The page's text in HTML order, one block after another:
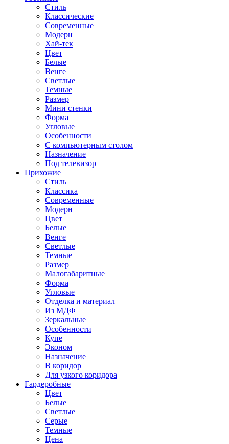
Стиль
Классические
Современные
Модерн
Хай-тек
Цвет
Белые
Венге
Светлые
Темные
Размер
Мини стенки
Форма
Угловые
Особенности
С компьютерным столом
Назначение
Под телевизор
Прихожие
Стиль
Классика
Современные
Модерн
Цвет
Белые
Венге
Светлые
Темные
Размер
Малогабаритные
Форма
Угловые
Отделка и материал
Из МДФ
Зеркальные
Особенности
Купе
Эконом
Назначение
В коридор
Для узкого коридора
Гардеробные
Цвет
Белые
Светлые
Серые
Темные
Цена